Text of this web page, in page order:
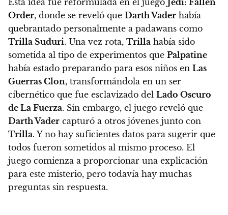
Esta idea fue reformulada en el juego Jedi: Fallen
Order, donde se reveló que Darth Vader había
quebrantado personalmente a padawans como
Trilla Suduri. Una vez rota, Trilla había sido
sometida al tipo de experimentos que Palpatine
había estado preparando para esos niños en Las
Guerras Clon, transformándola en un ser
cibernético que fue esclavizado del Lado Oscuro
de La Fuerza. Sin embargo, el juego reveló que
Darth Vader capturó a otros jóvenes junto con
Trilla. Y no hay suficientes datos para sugerir que
todos fueron sometidos al mismo proceso. El
juego comienza a proporcionar una explicación
para este misterio, pero todavía hay muchas
preguntas sin respuesta.